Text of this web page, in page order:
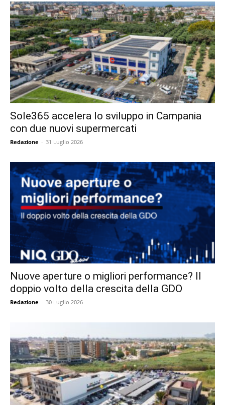
Sole365 accelera lo sviluppo in Campania
con due nuovi supermercati
Redazione - 31 Luglio 2026
Nuove aperture o migliori performance? Il
doppio volto della crescita della GDO
Redazione - 30 Luglio 2026